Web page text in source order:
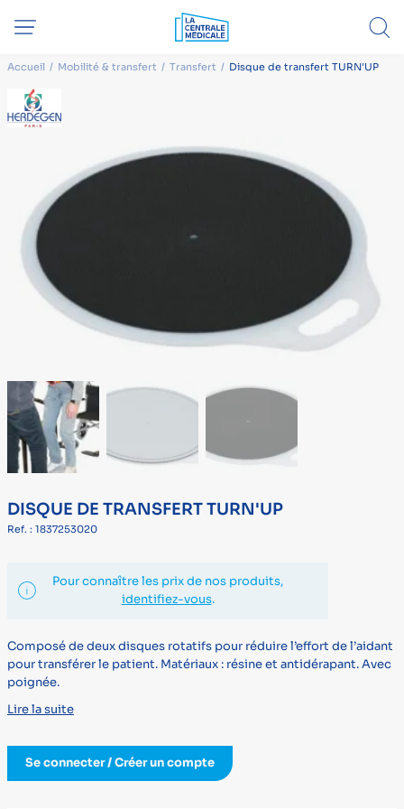
Accueil Mobilité & transfert Transfert Disque de transfert TURN'UP
DISQUE DE TRANSFERT TURN'UP
Ref. : 1837253020
Pour connaître les prix de nos produits,
identifiez-vous.
Composé de deux disques rotatifs pour réduire l’effort de l’aidant
pour transférer le patient. Matériaux : résine et antidérapant. Avec
poignée.
Lire la suite
Se connecter / Créer un compte